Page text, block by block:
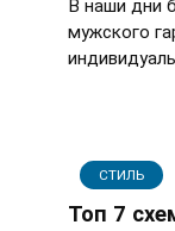
В наши дни
мужского
СТИЛЬ
Топ 7